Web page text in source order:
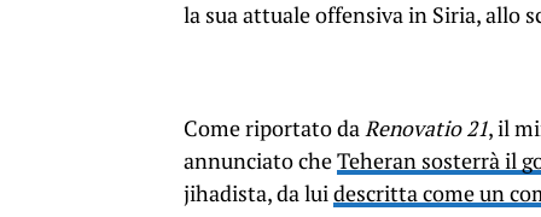
la sua attuale offensiva in Siria, allo
Come riportato daRenovatio 21, il
annunciato cheTeheran sosterrà il
jihadista, da luidescritta come un